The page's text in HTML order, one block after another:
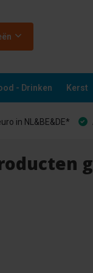
- Drinken Kerst
in NL&BE&DE*